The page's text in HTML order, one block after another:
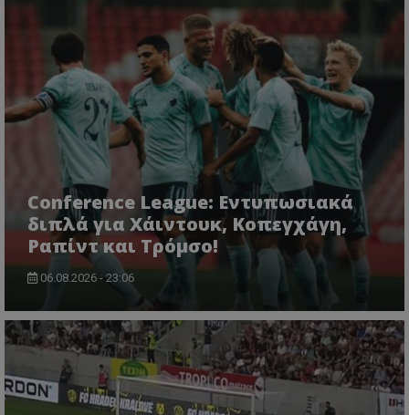
Conference League: Εντυπωσιακά
διπλά για Χάιντουκ, Κοπεγχάγη,
Ραπίντ και Τρόμσο!
06.08.2026 - 23:06